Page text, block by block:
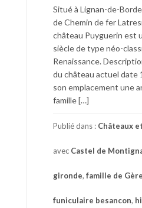
Situé à Lignan-de-
de Chemin de fer
château Puyguerin est
siècle de type néo-
Renaissance.
du château actuel date
son emplacement une
famille […]
Publié dans : Châteaux
avec Castel de
gironde, famille de
funiculaire besancon,